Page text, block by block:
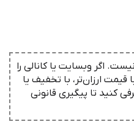
اگر وبسایت یا کانالی را
ارزان‌تر، با تخفیف یا
کنید تا پیگیری قانونی